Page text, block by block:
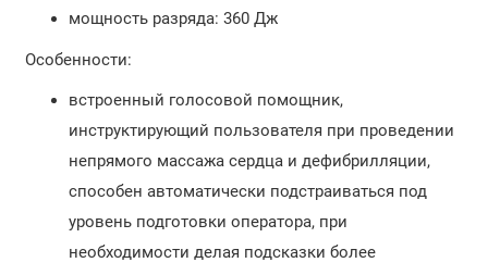
мощность разряда: 360 Дж
Особенности:
встроенный голосовой помощник,
инструктирующий пользователя при проведении
непрямого массажа сердца и дефибрилляции,
способен автоматически подстраиваться под
уровень подготовки оператора, при
необходимости делая подсказки более